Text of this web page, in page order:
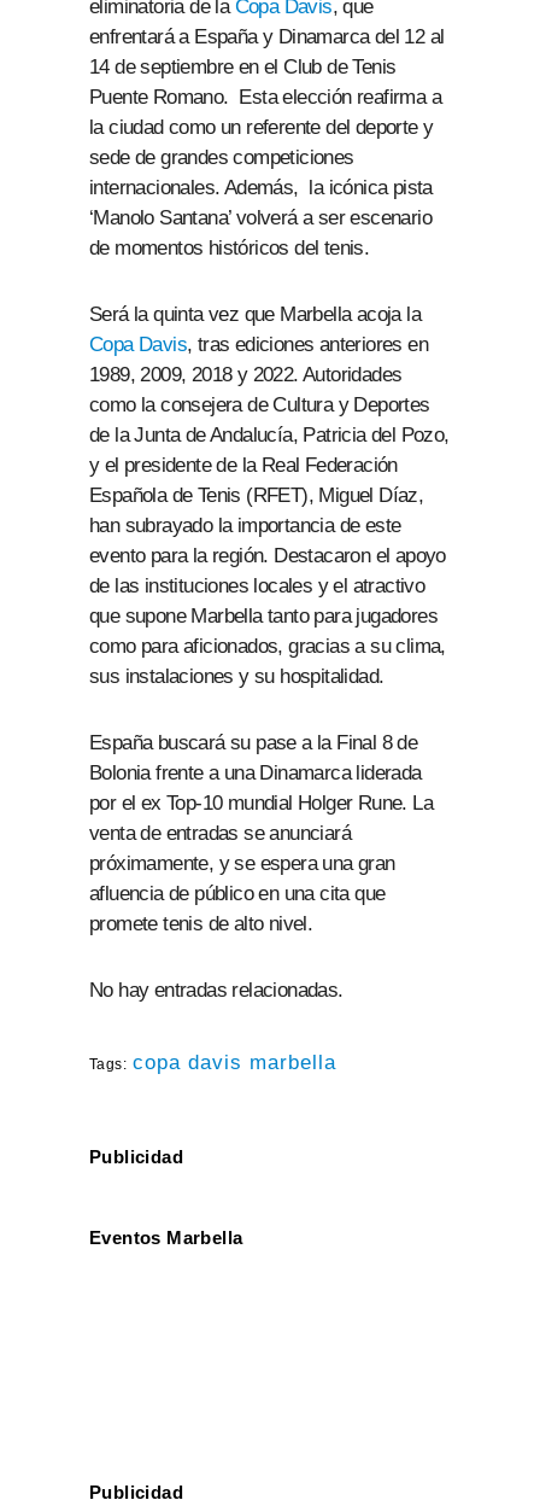
eliminatoria de laCopa Davis, que
enfrentará a España y Dinamarca del 12 al
14 de septiembre en el Club de Tenis
Puente Romano. Esta elección reafirma a
la ciudad como un referente del deporte y
sede de grandes competiciones
internacionales. Además, la icónica pista
‘Manolo Santana’ volverá a ser escenario
de momentos históricos del tenis.
Será la quinta vez que Marbella acoja la
Copa Davis, tras ediciones anteriores en
1989, 2009, 2018 y 2022. Autoridades
como la consejera de Cultura y Deportes
de la Junta de Andalucía, Patricia del Pozo,
y el presidente de la Real Federación
Española de Tenis (RFET), Miguel Díaz,
han subrayado la importancia de este
evento para la región. Destacaron el apoyo
de las instituciones locales y el atractivo
que supone Marbella tanto para jugadores
como para aficionados, gracias a su clima,
sus instalaciones y su hospitalidad.
España buscará su pase a la Final 8 de
Bolonia frente a una Dinamarca liderada
por el ex Top-10 mundial Holger Rune. La
venta de entradas se anunciará
próximamente, y se espera una gran
afluencia de público en una cita que
promete tenis de alto nivel.
No hay entradas relacionadas.
Tags: copa davis marbella
Publicidad
Eventos Marbella
Publicidad